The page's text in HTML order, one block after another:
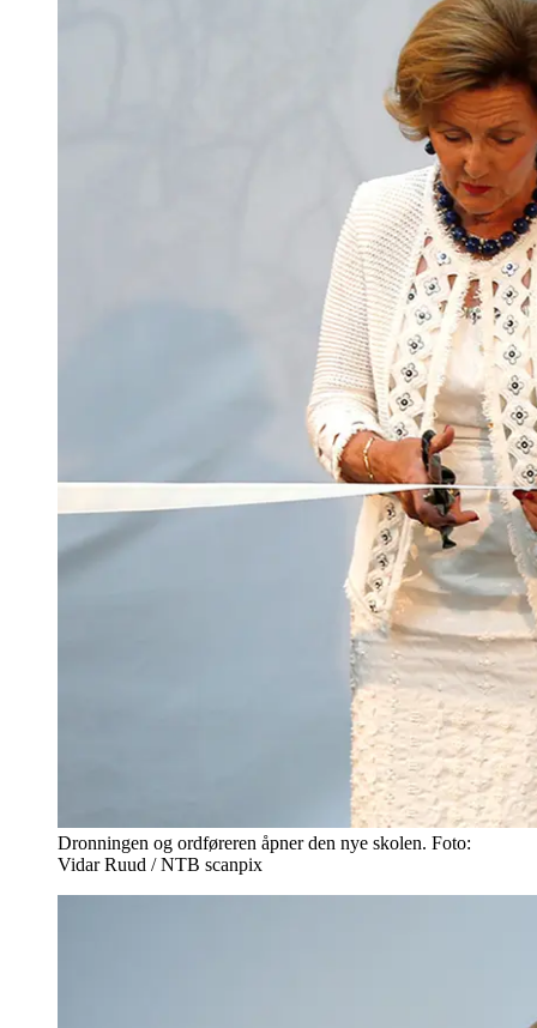
Dronningen og ordføreren åpner den nye skolen. Foto:
Vidar Ruud / NTB scanpix